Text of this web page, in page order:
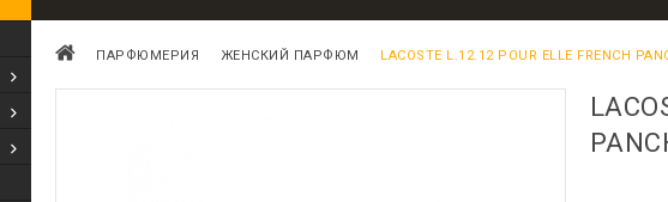
ПАРФЮМЕРИЯ ЖЕНСКИЙ ПАРФЮМ LACOSTE L.12.12 POUR ELLE FRENCH